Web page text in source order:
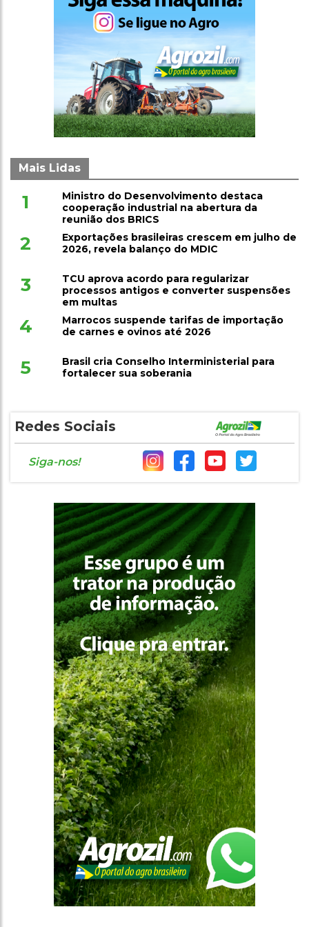
Mais Lidas
1
Ministro do Desenvolvimento destaca
cooperação industrial na abertura da
reunião dos BRICS
2
Exportações brasileiras crescem em julho de
2026, revela balanço do MDIC
3
TCU aprova acordo para regularizar
processos antigos e converter suspensões
em multas
4
Marrocos suspende tarifas de importação
de carnes e ovinos até 2026
5
Brasil cria Conselho Interministerial para
fortalecer sua soberania
Redes Sociais
Siga-nos!